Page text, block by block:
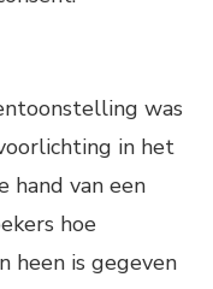
was
in het
hand van een
hoe
heen is gegeven